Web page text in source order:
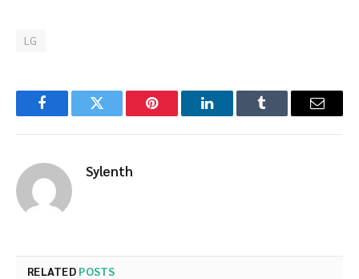
LG
FacebookTwitter Pinterest LinkedInTumblr Email
Sylenth
RELATED POSTS